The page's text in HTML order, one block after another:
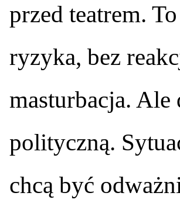
przed teatrem.
ryzyka, bez
masturbacja. Ale
polityczną.
chcą być